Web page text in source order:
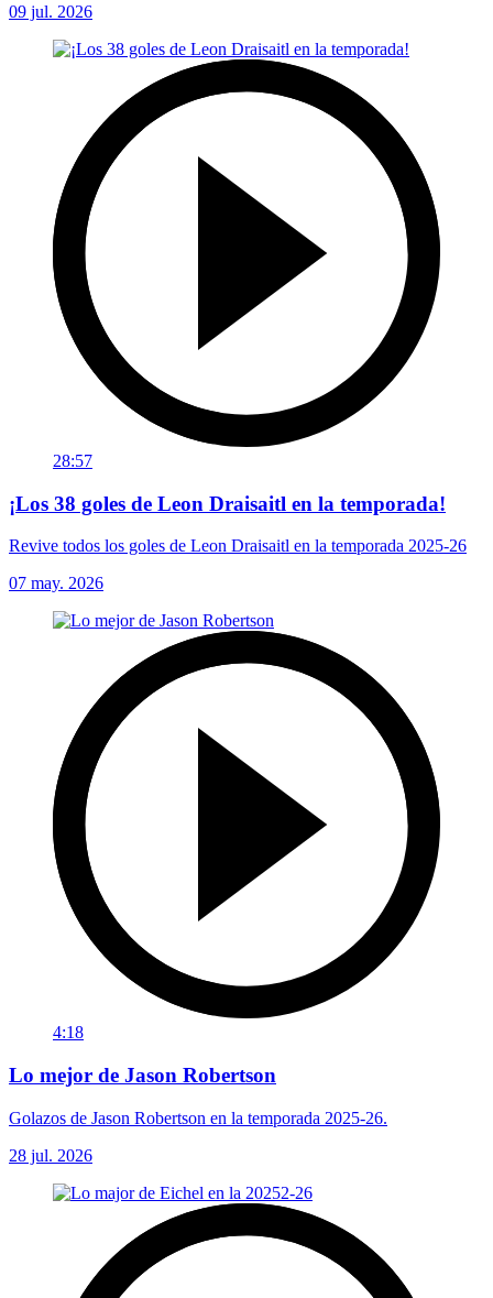
09 jul. 2026
28:57
¡Los 38 goles de Leon Draisaitl en la temporada!
Revive todos los goles de Leon Draisaitl en la temporada 2025-26
07 may. 2026
4:18
Lo mejor de Jason Robertson
Golazos de Jason Robertson en la temporada 2025-26.
28 jul. 2026